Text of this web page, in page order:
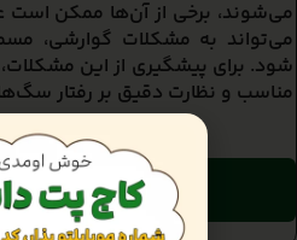
می‌شوند، برخی از آن‌ها ممکن است
می‌تواند به مشکلات گوارشی،
شود. برای پیشگیری از این
مناسب و نظارت دقیق بر رفتار
سوالی داری